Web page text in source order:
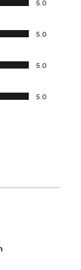
5.0
5.0
5.0
5.0
product.